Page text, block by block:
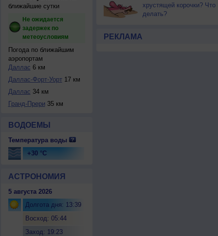
ближайшие сутки
Не ожидается
задержек по
метеоусловиям
Погода по ближайшим
аэропортам
Даллас 6 км
Даллас-Форт-Уорт17 км
Даллас 34 км
Гранд-Прери 35 км
ВОДОЕМЫ
Температура воды
+30 °C
АСТРОНОМИЯ
5 августа 2026
Долгота дня: 13:39
Восход: 05:44
Заход: 19:23
хрустящей корочки? Что
делать?
РЕКЛАМА